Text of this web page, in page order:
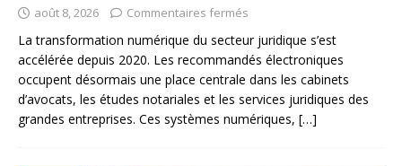
août 8, 2026 Commentaires fermés
La transformation numérique du secteur juridique s’est
accélérée depuis 2020. Les recommandés électroniques
occupent désormais une place centrale dans les cabinets
d’avocats, les études notariales et les services juridiques des
grandes entreprises. Ces systèmes numériques, […]